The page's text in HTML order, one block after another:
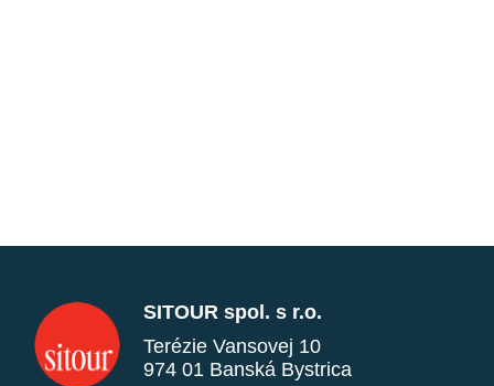
SITOUR spol. s r.o.
Terézie Vansovej 10
974 01 Banská Bystrica